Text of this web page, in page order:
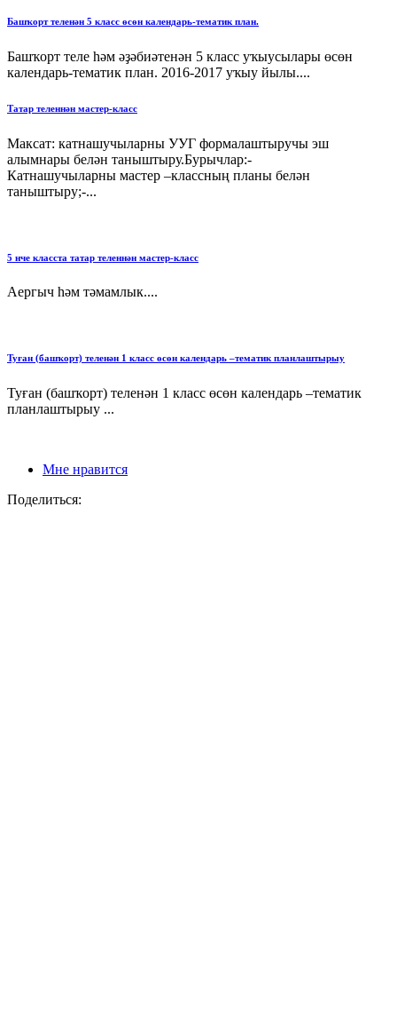
Башҡорт теленән 5 класс өсөн календарь-тематик план.
Башҡорт теле һәм әҙәбиәтенән 5 класс уҡыусылары өсөн
календарь-тематик план. 2016-2017 уҡыу йылы....
Татар теленнән мастер-класс
Максат: катнашучыларны УУГ формалаштыручы эш
алымнары белән таныштыру.Бурычлар:-
Катнашучыларны мастер –классның планы белән
таныштыру;-...
5 нче класста татар теленнән мастер-класс
Аергыч һәм тәмамлык....
Туған (башҡорт) теленән 1 класс өсөн календарь –тематик планлаштырыу
Туған (башҡорт) теленән 1 класс өсөн календарь –тематик
планлаштырыу ...
Мне нравится
Поделиться: